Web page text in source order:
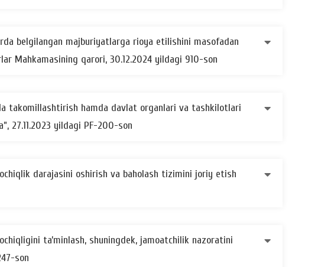
belgilangan majburiyatlarga rioya etilishini masofadan
Mahkamasining qarori, 30.12.2024 yildagi 910-son
takomillashtirish hamda davlat organlari va tashkilotlari
27.11.2023 yildagi PF-200-son
darajasini oshirish va baholash tizimini joriy etish
taʼminlash, shuningdek, jamoatchilik nazoratini
son